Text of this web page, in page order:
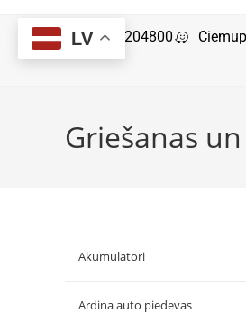
29204800
Griešanas
Akumulatori
Ardina auto piedevas
LV